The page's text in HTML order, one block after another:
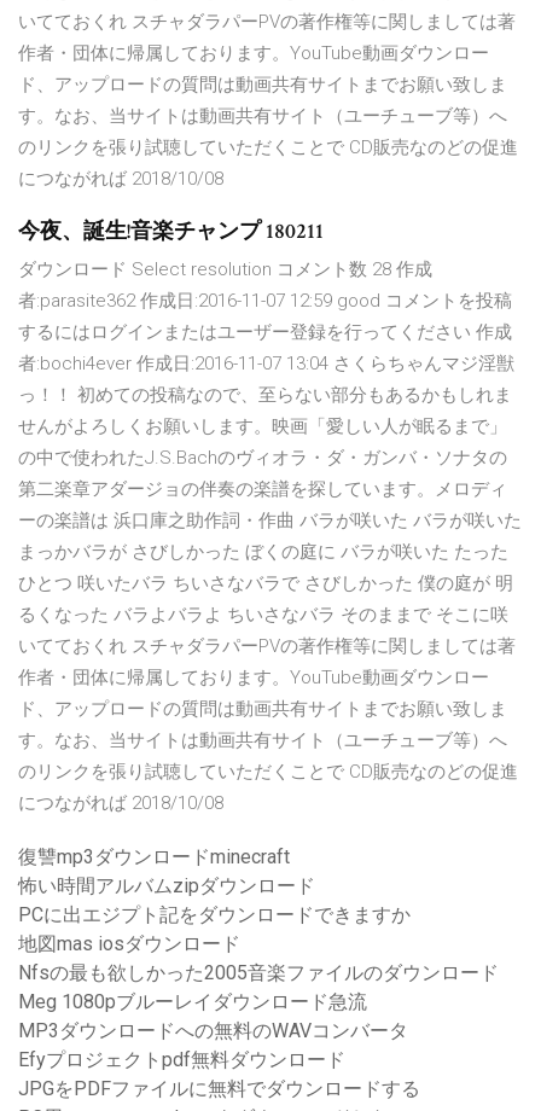
いてておくれ スチャダラパーPVの著作権等に関しましては著
作者・団体に帰属しております。YouTube動画ダウンロー
ド、アップロードの質問は動画共有サイトまでお願い致しま
す。なお、当サイトは動画共有サイト（ユーチューブ等）へ
のリンクを張り試聴していただくことで CD販売なのどの促進
につながれば 2018/10/08
今夜、誕生!音楽チャンプ 180211
ダウンロード Select resolution コメント数 28 作成
者:parasite362 作成日:2016-11-07 12:59 good コメントを投稿
するにはログインまたはユーザー登録を行ってください 作成
者:bochi4ever 作成日:2016-11-07 13:04 さくらちゃんマジ淫獣
っ！！ 初めての投稿なので、至らない部分もあるかもしれま
せんがよろしくお願いします。映画「愛しい人が眠るまで」
の中で使われたJ.S.Bachのヴィオラ・ダ・ガンバ・ソナタの
第二楽章アダージョの伴奏の楽譜を探しています。メロディ
ーの楽譜は 浜口庫之助作詞・作曲 バラが咲いた バラが咲いた
まっかバラが さびしかった ぼくの庭に バラが咲いた たった
ひとつ 咲いたバラ ちいさなバラで さびしかった 僕の庭が 明
るくなった バラよバラよ ちいさなバラ そのままで そこに咲
いてておくれ スチャダラパーPVの著作権等に関しましては著
作者・団体に帰属しております。YouTube動画ダウンロー
ド、アップロードの質問は動画共有サイトまでお願い致しま
す。なお、当サイトは動画共有サイト（ユーチューブ等）へ
のリンクを張り試聴していただくことで CD販売なのどの促進
につながれば 2018/10/08
復讐mp3ダウンロードminecraft
怖い時間アルバムzipダウンロード
PCに出エジプト記をダウンロードできますか
地図mas iosダウンロード
Nfsの最も欲しかった2005音楽ファイルのダウンロード
Meg 1080pブルーレイダウンロード急流
MP3ダウンロードへの無料のWAVコンバータ
Efyプロジェクトpdf無料ダウンロード
JPGをPDFファイルに無料でダウンロードする